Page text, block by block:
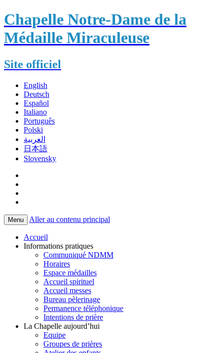
Chapelle Notre-Dame de la
Médaille Miraculeuse
Site officiel
English
Deutsch
Español
Italiano
Português
Polski
العربية
日本語
Slovensky
Menu Aller au contenu principal
Accueil
Informations pratiques
Communiqué NDMM
Horaires
Espace médailles
Accueil spirituel
Accueil messes
Bureau pèlerinage
Permanence téléphonique
Intentions de prière
La Chapelle aujourd’hui
Equipe
Groupes de prières